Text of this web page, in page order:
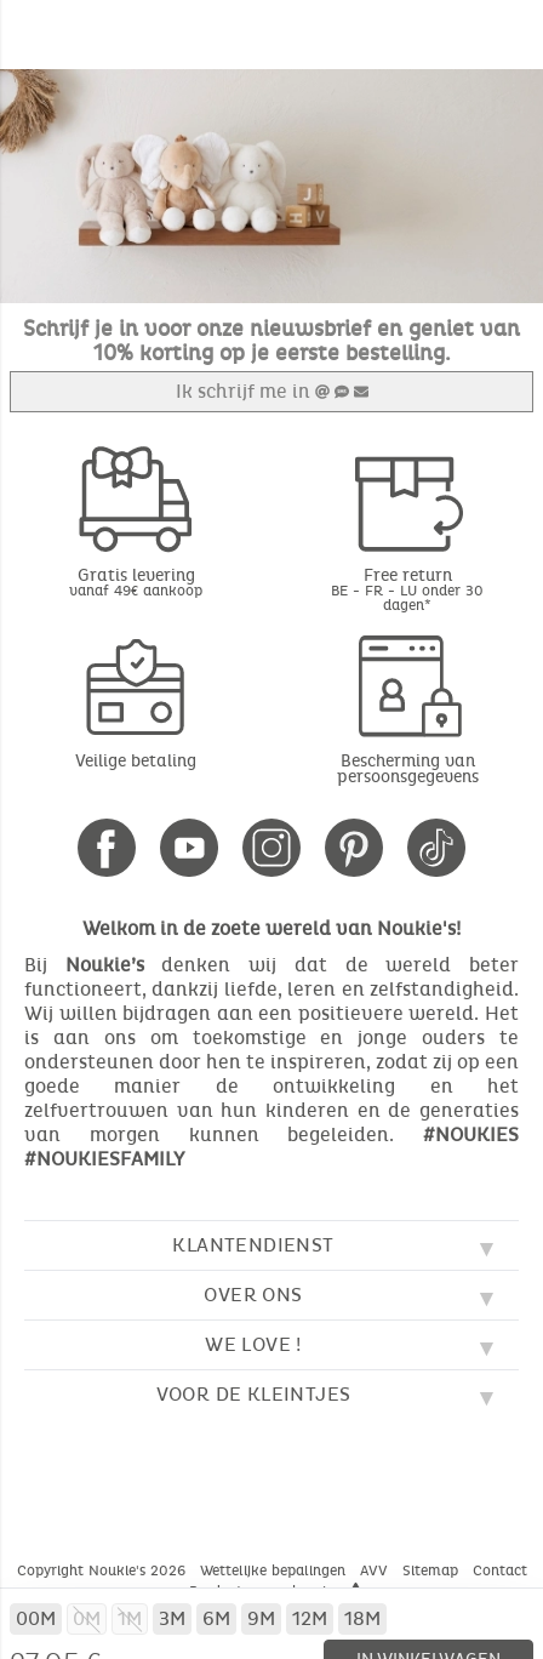
00M 0M 1M 3M 6M 9M 12M 18M
Schrijf je in voor onze nieuwsbrief en geniet van
10% korting op je eerste bestelling.
Ik schrijf me in
Gratis levering
vanaf 49€ aankoop
Free return
BE - FR - LU onder 30
dagen*
Veilige betaling Bescherming van
persoonsgegevens
Welkom in de zoete wereld van Noukie's!
Bij Noukie’sdenken wij dat de wereld beter
functioneert, dankzij liefde, leren en zelfstandigheid.
Wij willen bijdragen aan een positievere wereld. Het
is aan ons om toekomstige en jonge ouders te
ondersteunen door hen te inspireren, zodat zij op een
goede manier de ontwikkeling en het
zelfvertrouwen van hun kinderen en de generaties
van morgen kunnen begeleiden. #NOUKIES
#NOUKIESFAMILY
KLANTENDIENST
FAQ
CONTACTEER ONS
AVV
OVER ONS
ONZE WAARDEN
ONS VERHAAL
WE LOVE !
BORDUURWERK
VOOR DE KLEINTJES
Copyright Noukie's 2026 Wettelijke bepalingen AVV Sitemap
Contact
Productwaarschuwing
* VOORWAARDEN LOPENDE AANBIEDINGEN